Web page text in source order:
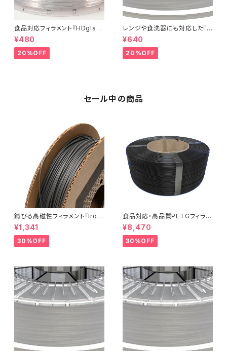
食品対応フィラメント『HDglas
s』：お試しサンプル 5M
¥480
20%OFF
レンジや食洗器にも対応した『C
entaur PP』：お試しサンプル 5
M
¥640
20%OFF
セール中の商品
錆びる高磁性フィラメント『Iron
-filled Metal Composite P
LA』：お試しサンプル 10M
¥1,341
30%OFF
食品対応・高品質PETGフィラメ
ント『EasyFil ePETG（Bambu
Coil）』
¥8,470
30%OFF